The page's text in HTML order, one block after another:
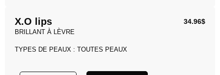
X.O lips 34.96$
BRILLANT À LÈVRE
TYPES DE PEAUX : TOUTES PEAUX